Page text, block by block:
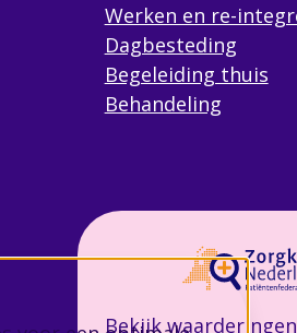
Werken en re-
Dagbesteding
Begeleiding thuis
Behandeling
Bekijk waarderingen